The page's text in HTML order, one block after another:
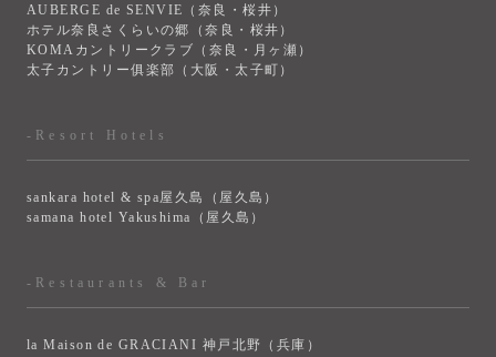
AUBERGE de SENVIE（奈良・桜井）
ホテル奈良さくらいの郷（奈良・桜井）
KOMAカントリークラブ（奈良・月ヶ瀬）
太子カントリー俱楽部（大阪・太子町）
-Resort Hotels
sankara hotel & spa屋久島（屋久島）
samana hotel Yakushima（屋久島）
-Restaurants & Bar
la Maison de GRACIANI 神戸北野（兵庫）